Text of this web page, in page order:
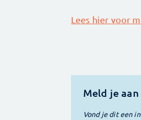
Lees hier voor
Meld je
Vond je dit een